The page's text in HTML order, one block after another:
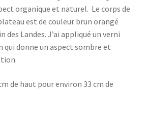
organique et naturel. Le corps de
est de couleur brun orangé
des Landes. J’ai appliqué un verni
qui donne un aspect sombre et
de haut pour environ 33 cm de